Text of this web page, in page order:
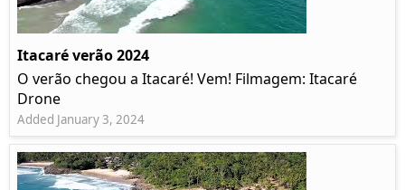
Itacaré verão 2024
O verão chegou a Itacaré! Vem! Filmagem: Itacaré
Drone
Added January 3, 2024